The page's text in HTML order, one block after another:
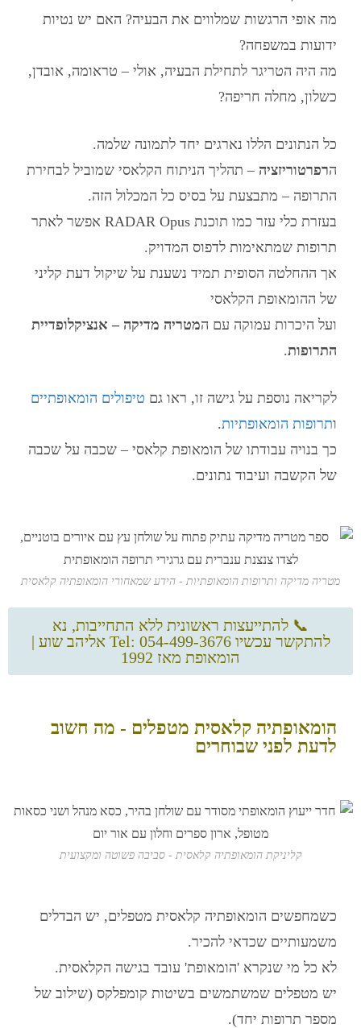
מה אופי הרגשות שמלווים את הבעיה? האם יש נטיות
ידועות במשפחה?
מה היה הטריגר לתחילת הבעיה, אולי – טראומה, אובדן,
כשלון, מחלה חריפה?
כל הנתונים הללו נארגים יחד לתמונה שלמה.
הרפרטוריזציה – תהליך הניתוח הקלאסי שמוביל לבחירת
התרופה – מתבצעת על בסיס כל המכלול הזה.
בעזרת כלי עזר כמו תוכנת RADAR Opus אפשר לאתר
תרופות שמתאימות לדפוס המדויק.
אך ההחלטה הסופית תמיד נשענת על שיקול דעת קליני
של ההומאופת הקלאסי
ועל היכרות עמוקה עם המטריה מדיקה – אנציקלופדיית
התרופות.
לקריאה נוספת על גישה זו, ראו גם טיפולים הומאופתיים
ותרופות הומאופתיות.
כך בנויה עבודתו של הומאופת קלאסי – שכבה על שכבה
של הקשבה ועיבוד נתונים.
מטריה מדיקה ותרופות הומאופתיות - הידע שמאחורי הומאופתיה קלאסית
📞 להתייעצות ראשונית ללא התחייבות, נא
להתקשר עכשיו Tel: 054-499-3676 אליהב שוע |
הומאופת מאז 1992
הומאופתיה קלאסית מטפלים - מה חשוב
לדעת לפני שבוחרים
קליניקת הומאופתיה קלאסית - סביבה פשוטה ומקצועית
כשמחפשים הומאופתיה קלאסית מטפלים, יש הבדלים
משמעותיים שכדאי להכיר.
לא כל מי שנקרא 'הומאופת' עובד בגישה הקלאסית.
יש מטפלים שמשתמשים בשיטות קומפלקס (שילוב של
מספר תרופות יחד).